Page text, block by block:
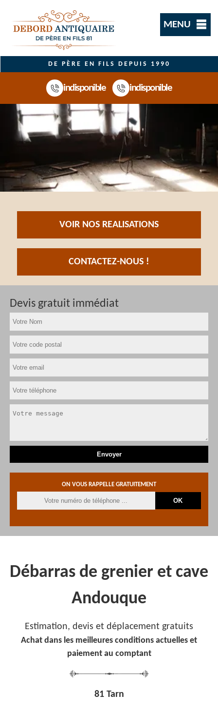
MENU
DE PÈRE EN FILS DEPUIS 1990
indisponible indisponible
VOIR NOS REALISATIONS
CONTACTEZ-NOUS !
Devis gratuit immédiat
ON VOUS RAPPELLE GRATUITEMENT
Débarras de grenier et cave
Andouque
Estimation, devis et déplacement gratuits
Achat dans les meilleures conditions actuelles et
paiement au comptant
81 Tarn